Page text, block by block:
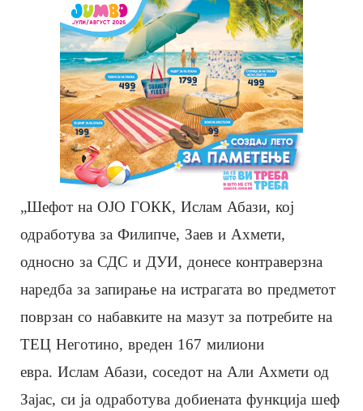
„Шефот на ОЈО ГОКК, Ислам Абази, кој
одработува за Филипче, Заев и Ахмети,
односно за СДС и ДУИ, донесе контраверзна
наредба за запирање на истрагата во предметот
поврзан со набавките на мазут за потребите на
ТЕЦ Неготино, вреден 167 милиони
евра. Ислам Абази, соседот на Али Ахмети од
Зајас, си ја одработува добиената функција шеф